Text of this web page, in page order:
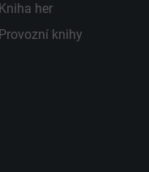
Kniha her
Provozní knihy